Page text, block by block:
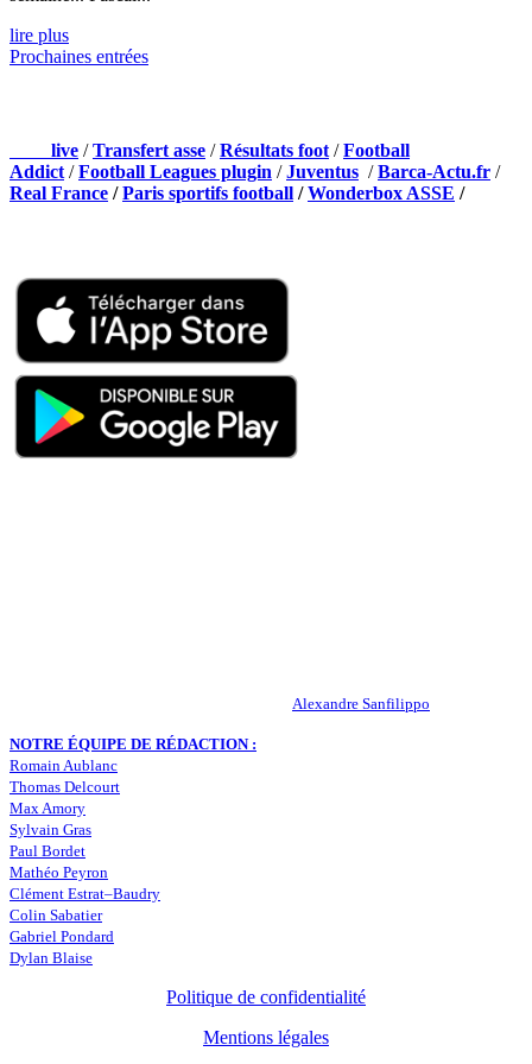
lire plus
Prochaines entrées
live /Transfert asse /Résultats foot /Football
Addict /Football Leagues plugin /Juventus /Barca-Actu.fr /
Real France /Paris sportifs football /Wonderbox ASSE /
Alexandre Sanfilippo
NOTRE ÉQUIPE DE RÉDACTION :
Romain Aublanc
Thomas Delcourt
Max Amory
Sylvain Gras
Paul Bordet
Mathéo Peyron
Clément Estrat–Baudry
Colin Sabatier
Gabriel Pondard
Dylan Blaise
Politique de confidentialité
Mentions légales